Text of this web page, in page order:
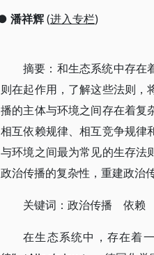
潘祥辉(进入专栏)
摘要：和生态系统中存在
则在起作用，了解这些法则
播的主体与环境之间存在着复
相互依赖规律、相互竞争规律
与环境之间最为常见的生存法
政治传播的复杂性，重建政治
关键词：政治传播 依
在生态系统中，存在着